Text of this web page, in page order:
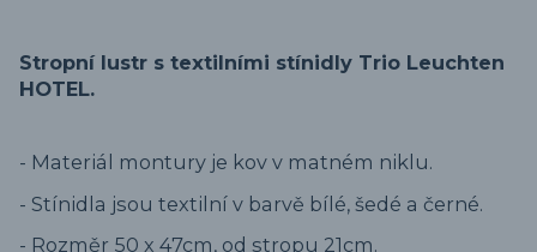
Stropní lustr s textilními stínidly Trio Leuchten
HOTEL.
- Materiál montury je kov v matném niklu.
- Stínidla jsou textilní v barvě bílé, šedé a černé.
- Rozměr 50 x 47cm, od stropu 21cm.